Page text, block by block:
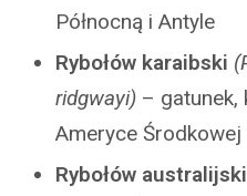
Północną i Antyle
Rybołów karaibski
ridgwayi) – gatunek,
Ameryce Środkowej
Rybołów australijski